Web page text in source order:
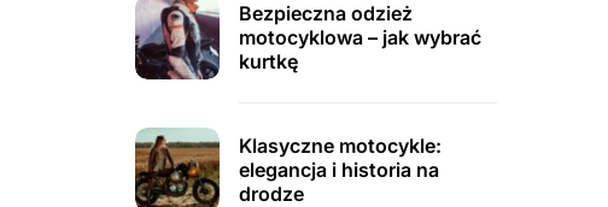
Bezpieczna odzież
motocyklowa – jak wybrać
kurtkę
Klasyczne motocykle:
elegancja i historia na
drodze